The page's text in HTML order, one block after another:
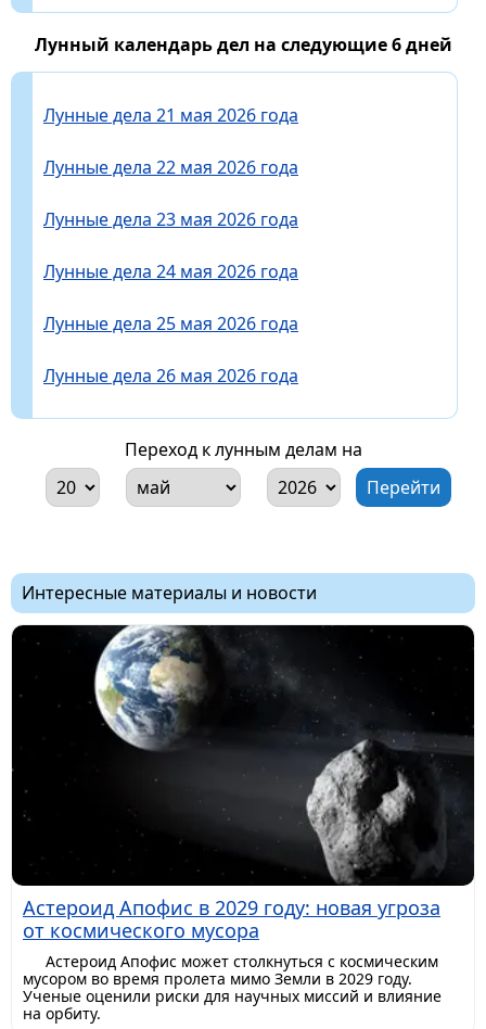
Лунный календарь дел на следующие 6 дней
Лунные дела 21 мая 2026 года
Лунные дела 22 мая 2026 года
Лунные дела 23 мая 2026 года
Лунные дела 24 мая 2026 года
Лунные дела 25 мая 2026 года
Лунные дела 26 мая 2026 года
Переход к лунным делам на
Интересные материалы и новости
Астероид Апофис в 2029 году: новая угроза
от космического мусора
Астероид Апофис может столкнуться с космическим
мусором во время пролета мимо Земли в 2029 году.
Ученые оценили риски для научных миссий и влияние
на орбиту.